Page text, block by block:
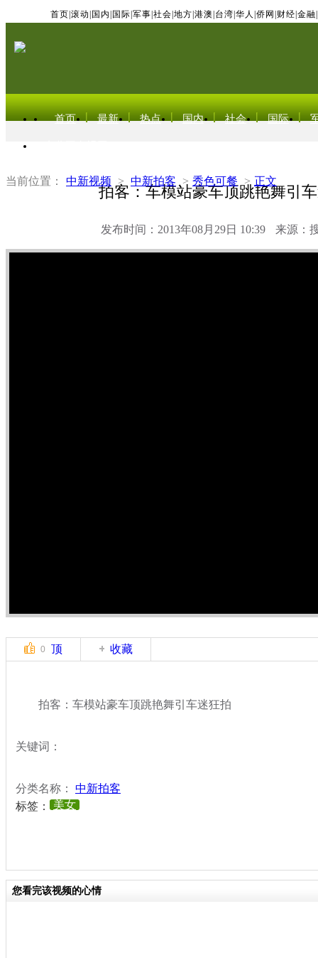
首页 滚动 国内 国际 军事 社会 地方 港澳 台湾 华人 侨网 财经 金融
首页 最新 热点 国内 社会 国际
当前位置： 中新视频 > 中新拍客 > 秀色可餐 > 正文
拍客：车模站豪车顶跳艳舞引
发布时间：2013年08月29日 10:39 来源：
0 顶 收藏
拍客：车模站豪车顶跳艳舞引车迷狂拍
关键词：
分类名称： 中新拍客
标签：
美女
您看完该视频的心情